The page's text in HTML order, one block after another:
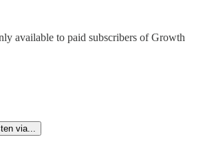
available to paid subscribers of Growth
via...